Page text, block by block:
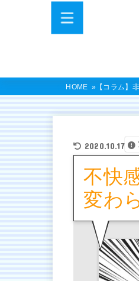
HOME 【コラム】
2020.10.17
不快
変わ